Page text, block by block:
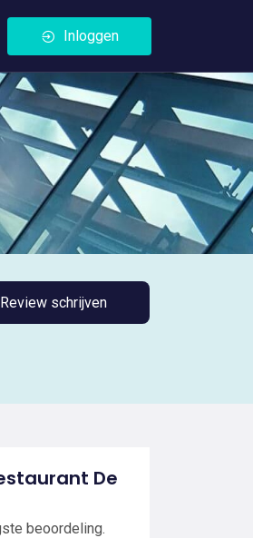
Inloggen
Review schrijven
De
beoordeling.